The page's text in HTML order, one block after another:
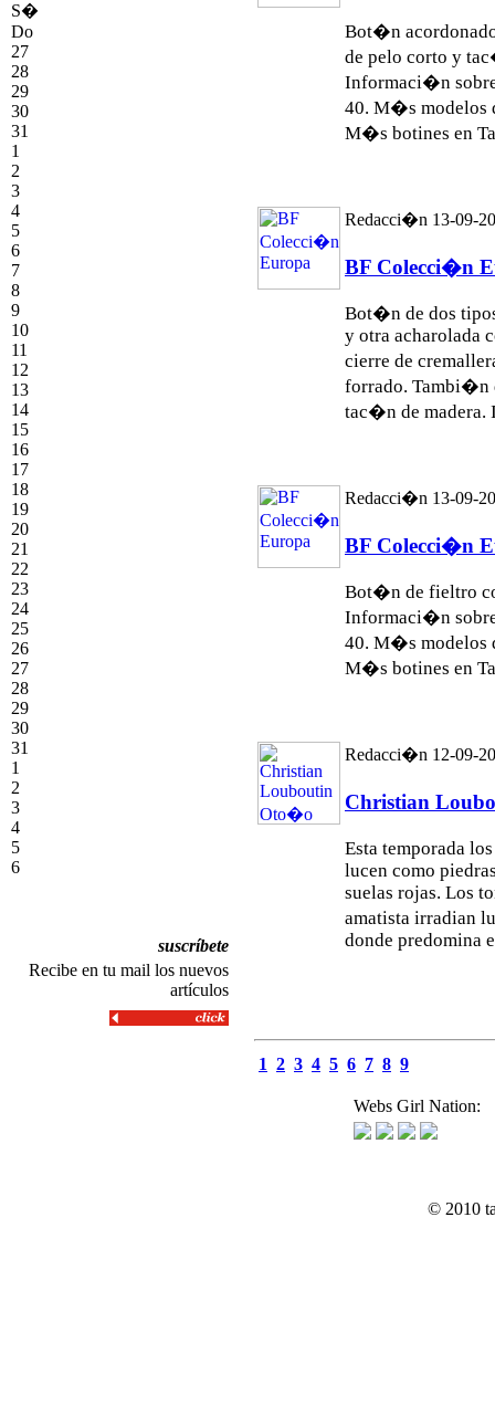
S�
Do
27
28
29
30
31
1
2
3
4
5
6
7
8
9
10
11
12
13
14
15
16
17
18
19
20
21
22
23
24
25
26
27
28
29
30
31
1
2
3
4
5
6
suscríbete
Recibe en tu mail los nuevos
artículos
Bot�n
de pelo corto y
Informaci�n
40. M�s modelos
M�s botines en
Redacci�n 13-09-
BF Colecci�n
Bot�n de dos
y otra acharolada
cierre de
forrado. Tambi�n
tac�n de
Redacci�n 13-09-
BF Colecci�n
Bot�n de fieltro
Informaci�n
40. M�s modelos
M�s botines en
Redacci�n 12-09-
Christian
Esta temporada
lucen como
suelas rojas. Los
amatista irradian
donde predomina
1 2 3 4 5 6 7 8 9
Webs Girl Nation:
© 2010